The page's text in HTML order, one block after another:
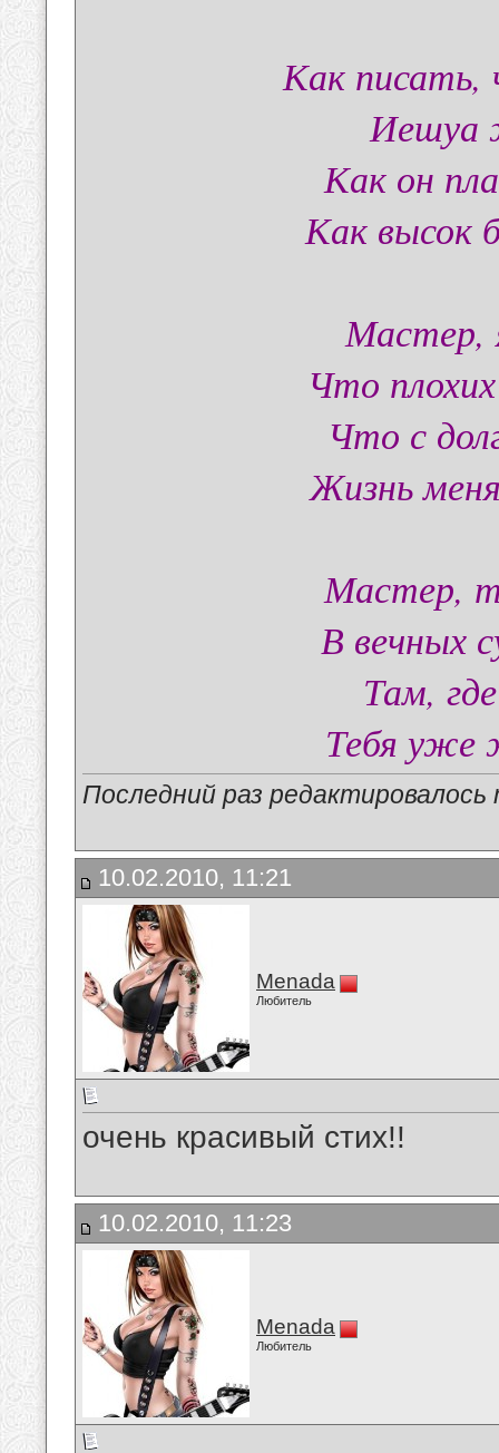
Как
Иешуа
Как он
Как высок
Мастер,
Что
Что с
Жизнь
Мастер,
В вечных
Там,
Тебя уже
Последний раз
10.02.2010, 11:21
Menada
Любитель
очень красивый стих!!
10.02.2010, 11:23
Menada
Любитель